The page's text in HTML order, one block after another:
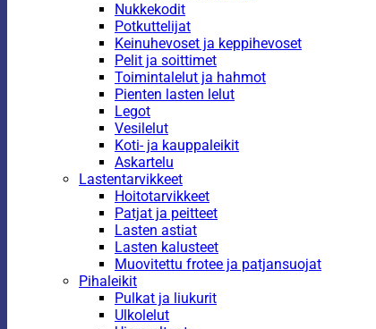
Nukkekodit
Potkuttelijat
Keinuhevoset ja keppihevoset
Pelit ja soittimet
Toimintalelut ja hahmot
Pienten lasten lelut
Legot
Vesilelut
Koti- ja kauppaleikit
Askartelu
Lastentarvikkeet
Hoitotarvikkeet
Patjat ja peitteet
Lasten astiat
Lasten kalusteet
Muovitettu frotee ja patjansuojat
Pihaleikit
Pulkat ja liukurit
Ulkolelut